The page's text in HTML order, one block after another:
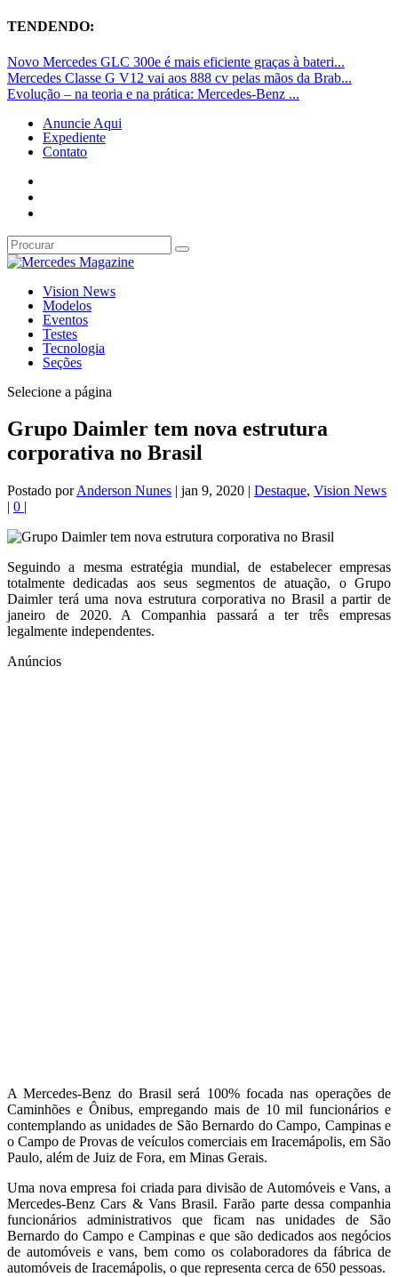
TENDENDO:
Novo Mercedes GLC 300e é mais eficiente graças à bateri...
Mercedes Classe G V12 vai aos 888 cv pelas mãos da Brab...
Evolução – na teoria e na prática: Mercedes-Benz ...
Anuncie Aqui
Expediente
Contato
Vision News
Modelos
Eventos
Testes
Tecnologia
Seções
Selecione a página
Grupo Daimler tem nova estrutura
corporativa no Brasil
Postado porAnderson Nunes | jan 9, 2020 | Destaque, Vision News
| 0 |
Seguindo a mesma estratégia mundial, de estabelecer empresas
totalmente dedicadas aos seus segmentos de atuação, o Grupo
Daimler terá uma nova estrutura corporativa no Brasil a partir de
janeiro de 2020. A Companhia passará a ter três empresas
legalmente independentes.
Anúncios
A Mercedes-Benz do Brasil será 100% focada nas operações de
Caminhões e Ônibus, empregando mais de 10 mil funcionários e
contemplando as unidades de São Bernardo do Campo, Campinas e
o Campo de Provas de veículos comerciais em Iracemápolis, em São
Paulo, além de Juiz de Fora, em Minas Gerais.
Uma nova empresa foi criada para divisão de Automóveis e Vans, a
Mercedes-Benz Cars & Vans Brasil. Farão parte dessa companhia
funcionários administrativos que ficam nas unidades de São
Bernardo do Campo e Campinas e que são dedicados aos negócios
de automóveis e vans, bem como os colaboradores da fábrica de
automóveis de Iracemápolis, o que representa cerca de 650 pessoas.